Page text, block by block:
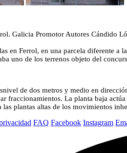
Galicia Promotor Autores Cándido
en Ferrol, en una parcela diferente a
uno de los terrenos objeto del
de dos metros y medio en
fraccionamientos. La planta baja
plantas altas de los movimientos
FAQ Facebook Instagram